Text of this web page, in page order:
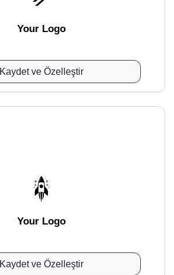
Your Logo
Kaydet ve Özelleştir
Your Logo
Kaydet ve Özelleştir